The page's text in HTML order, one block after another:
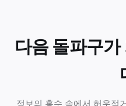
다음 돌파구
정보의 홍수 속에서 허우적